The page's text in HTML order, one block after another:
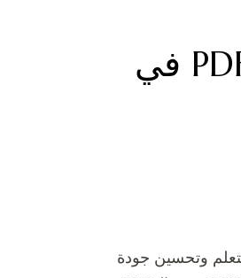
المنصات التعليمية الإلكترونية: دور الـ PDF في
وتحسين جودة